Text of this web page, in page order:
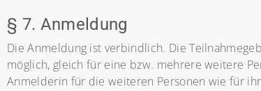
§ 7. Anmeldung
Die Anmeldung ist verbindlich. Die
möglich, gleich für eine bzw. mehrere weitere
Anmelderin für die weiteren Personen wie für